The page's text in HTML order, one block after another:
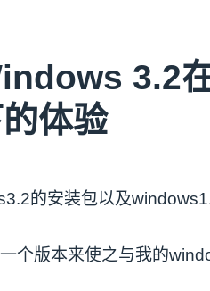
移
问
和
3.2
体验
的安装包以及
个版本来使之与我的